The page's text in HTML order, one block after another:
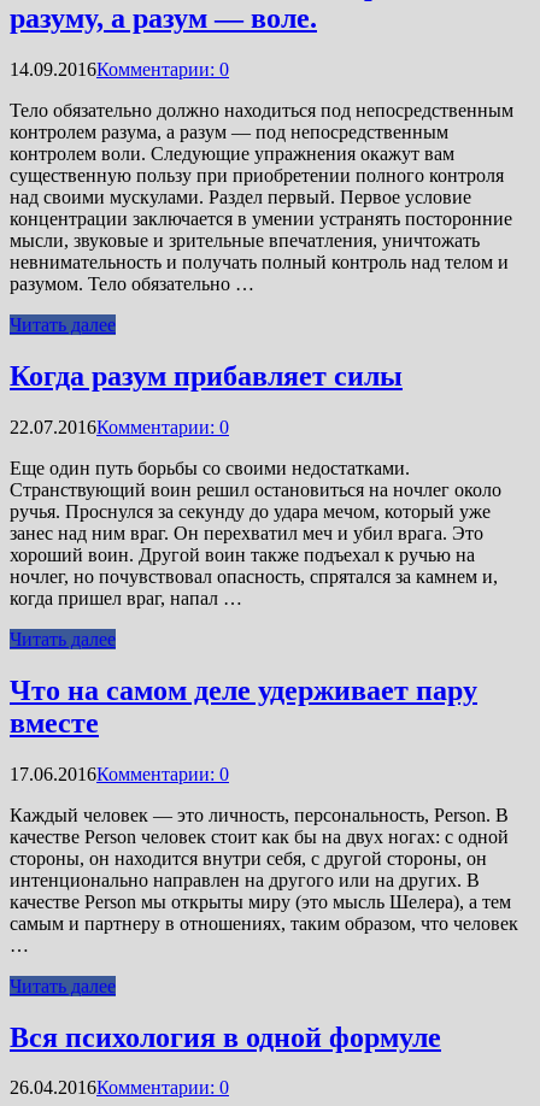
разуму, а разум — воле.
14.09.2016Комментарии: 0
Тело обязательно должно находиться под непосредственным
контролем разума, а разум — под непосредственным
контролем воли. Следующие упражнения окажут вам
существенную пользу при приобретении полного контроля
над своими мускулами. Раздел первый. Первое условие
концентрации заключается в умении устранять посторонние
мысли, звуковые и зрительные впечатления, уничтожать
невнимательность и получать полный контроль над телом и
разумом. Тело обязательно …
Читать далее
Когда разум прибавляет силы
22.07.2016Комментарии: 0
Еще один путь борьбы со своими недостатками.
Странствующий воин решил остановиться на ночлег около
ручья. Проснулся за секунду до удара мечом, который уже
занес над ним враг. Он перехватил меч и убил врага. Это
хороший воин. Другой воин также подъехал к ручью на
ночлег, но почувствовал опасность, спрятался за камнем и,
когда пришел враг, напал …
Читать далее
Что на самом деле удерживает пару
вместе
17.06.2016Комментарии: 0
Каждый человек — это личность, персональность, Person. В
качестве Person человек стоит как бы на двух ногах: с одной
стороны, он находится внутри себя, с другой стороны, он
интенционально направлен на другого или на других. В
качестве Person мы открыты миру (это мысль Шелера), а тем
самым и партнеру в отношениях, таким образом, что человек
…
Читать далее
Вся психология в одной формуле
26.04.2016Комментарии: 0